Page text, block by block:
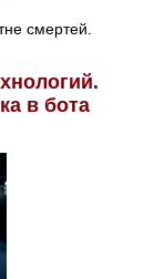
смертей.
в бота